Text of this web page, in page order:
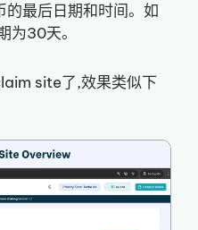
的最后日期和时间。如
为30天。
site了,效果类似下